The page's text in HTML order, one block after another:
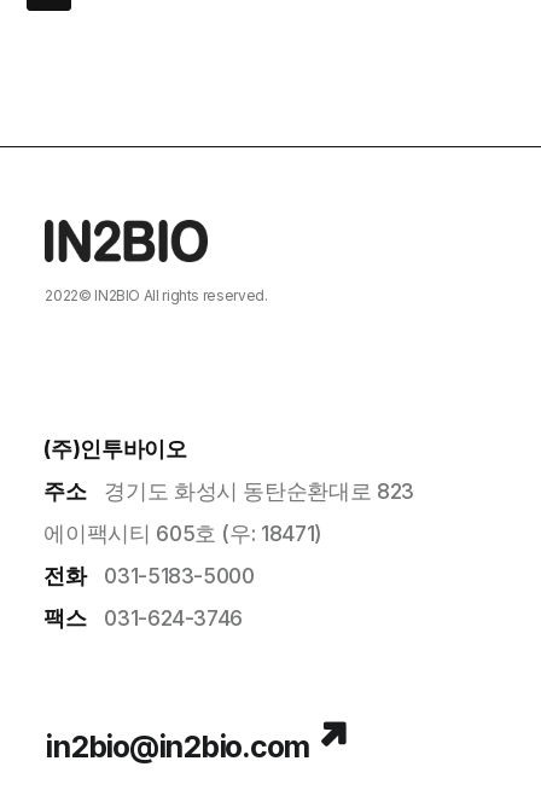
2022© IN2BIO All rights reserved.
(주)인투바이오
주소
경기도 화성시 동탄순환대로 823
에이팩시티 605호 (우: 18471)
전화
031-5183-5000
팩스
031-624-3746
in2bio@in2bio.com